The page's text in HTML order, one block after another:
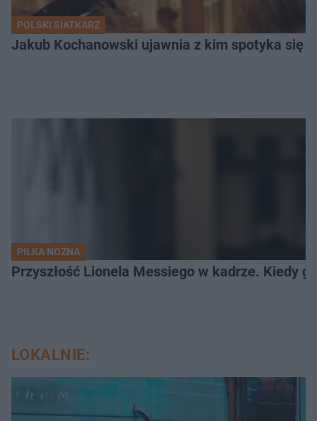
POLSKI SIATKARZ
Jakub Kochanowski ujawnia z kim spotyka się
PIŁKA NOŻNA
Przyszłość Lionela Messiego w kadrze. Kiedy
LOKALNIE: